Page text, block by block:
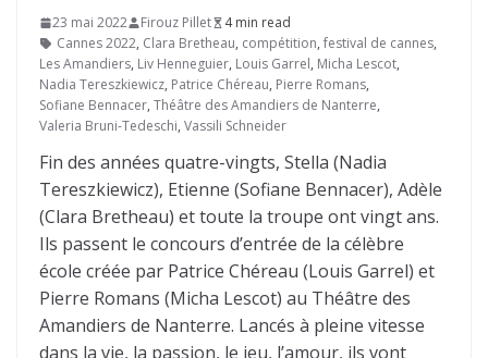
23 mai 2022 Firouz Pillet
4 min read
Cannes 2022, Clara Bretheau, compétition, festival de cannes,
Les Amandiers, Liv Henneguier, Louis Garrel, Micha Lescot,
Nadia Tereszkiewicz, Patrice Chéreau, Pierre Romans,
Sofiane Bennacer, Théâtre des Amandiers de Nanterre,
Valeria Bruni-Tedeschi, Vassili Schneider
Fin des années quatre-vingts, Stella (Nadia
Tereszkiewicz), Etienne (Sofiane Bennacer), Adèle
(Clara Bretheau) et toute la troupe ont vingt ans.
Ils passent le concours d’entrée de la célèbre
école créée par Patrice Chéreau (Louis Garrel) et
Pierre Romans (Micha Lescot) au Théâtre des
Amandiers de Nanterre. Lancés à pleine vitesse
dans la vie, la passion, le jeu, l’amour, ils vont